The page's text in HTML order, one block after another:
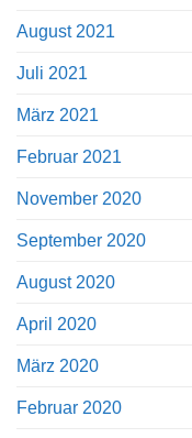
August 2021
Juli 2021
März 2021
Februar 2021
November 2020
September 2020
August 2020
April 2020
März 2020
Februar 2020